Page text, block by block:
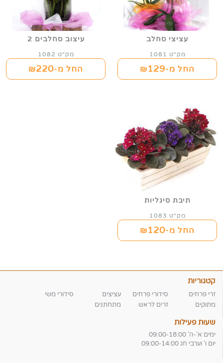
עציצי סחלב
מק"ט 1081
החל מ-₪129
עיצוב סחלבים 2
מק"ט 1082
החל מ-₪220
תיבת סיגליות
מק"ט 1083
החל מ-₪120
קטגוריות
זרי פרחים סידורי פרחים עציצים
סידורי משי
מתוקים
זרים לראש מתחתנים
שעות פעילות
ימים א'-ה' 09:00-18:00
יום ו' וערבי חג 09:00-14:00